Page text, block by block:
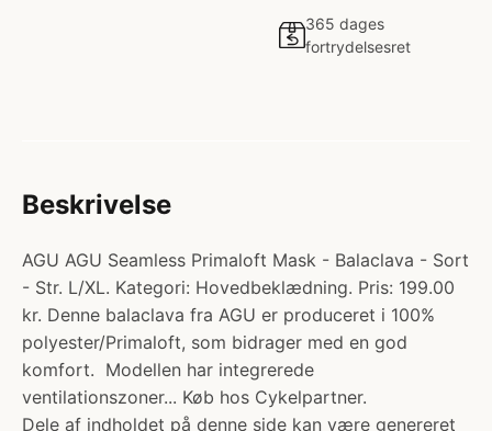
365 dages
fortrydelsesret
Beskrivelse
AGU AGU Seamless Primaloft Mask - Balaclava - Sort
- Str. L/XL. Kategori: Hovedbeklædning. Pris: 199.00
kr. Denne balaclava fra AGU er produceret i 100%
polyester/Primaloft, som bidrager med en god
komfort. Modellen har integrerede
ventilationszoner... Køb hos Cykelpartner.
Dele af indholdet på denne side kan være genereret